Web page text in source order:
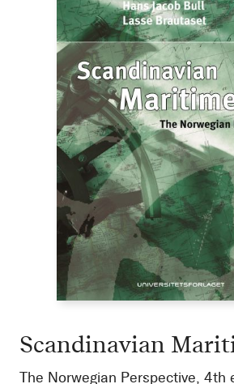
Scandinavian
The Norwegian Perspective, 4th